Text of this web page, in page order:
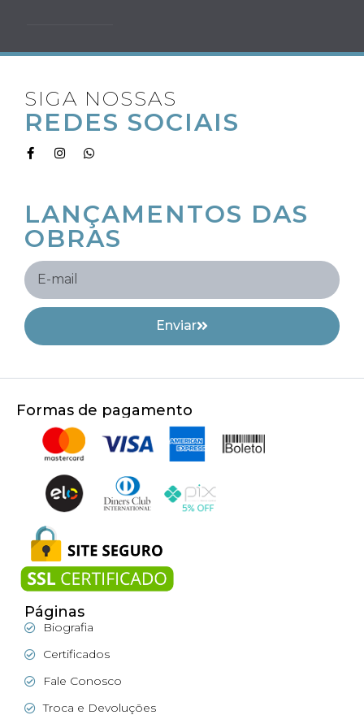
SIGA NOSSAS
REDES SOCIAIS
LANÇAMENTOS DAS
OBRAS
Enviar
Formas de pagamento
Páginas
Biografia
Certificados
Fale Conosco
Troca e Devoluções